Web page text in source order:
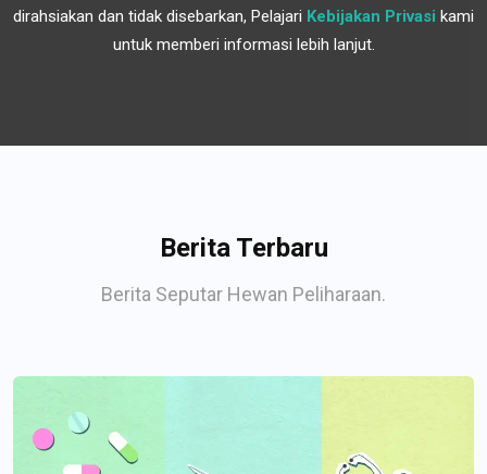
dirahsiakan dan tidak disebarkan, Pelajari Kebijakan Privasi kami
untuk memberi informasi lebih lanjut.
Berita Terbaru
Berita Seputar Hewan Peliharaan.